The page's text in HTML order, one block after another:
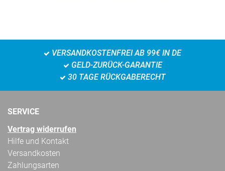
VERSANDKOSTENFREI AB 99€ IN DE
GELD-ZURÜCK-GARANTIE
30 TAGE RÜCKGABERECHT
SERVICE
Vertrag widerrufen
Hilfe und Kontakt
Versandkosten
Zahlungsarten